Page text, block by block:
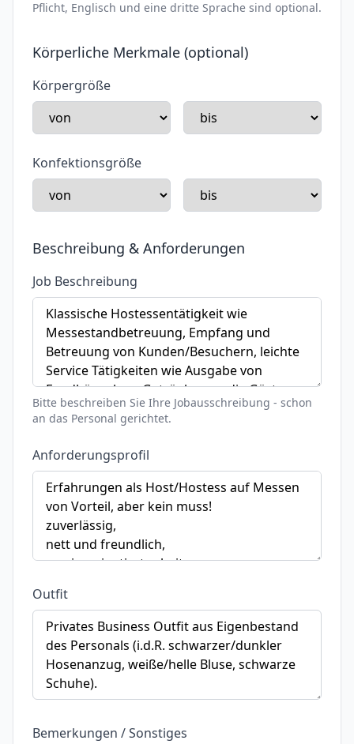
Pflicht, Englisch und eine dritte Sprache sind optional.
Körperliche Merkmale (optional)
Körpergröße
Konfektionsgröße
Beschreibung & Anforderungen
Job Beschreibung
Bitte beschreiben Sie Ihre Jobausschreibung - schon
an das Personal gerichtet.
Anforderungsprofil
Outfit
Bemerkungen / Sonstiges